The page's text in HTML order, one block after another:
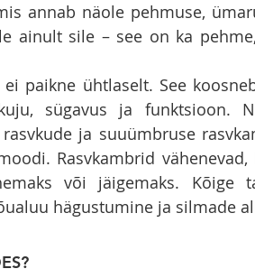
annab näole pehmuse,
ainult sile – see on ka
paikne ühtlaselt. See
sügavus ja funktsioon.
ja suuümbruse
Rasvkambrid vähenevad,
või jäigemaks. Kõige
hägustumine ja silmade